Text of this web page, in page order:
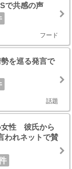
で共感の声
フード
を巡る発言で
話題
女性 彼氏から
われネットで賛